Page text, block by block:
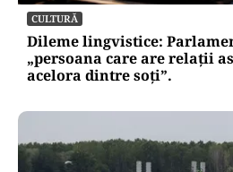
CULTURĂ
Dileme lingvistice:
„persoana care are relații
acelora dintre soți”.